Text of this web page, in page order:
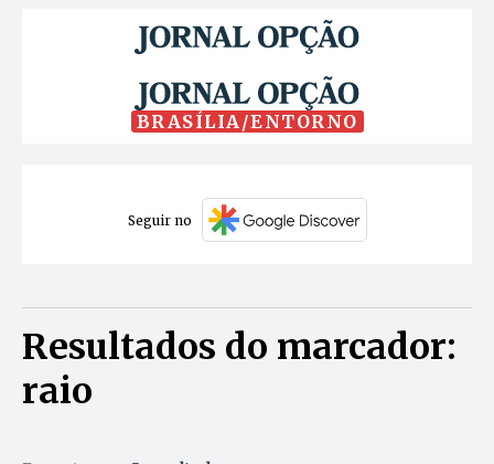
BRASÍLIA/ENTORNO
Seguir no
Resultados do marcador:
raio